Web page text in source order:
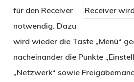
Receiver
für den Receiver
notwendig. Dazu
wird wieder die Taste „Menü“
nacheinander die Punkte
„Netzwerk“ sowie